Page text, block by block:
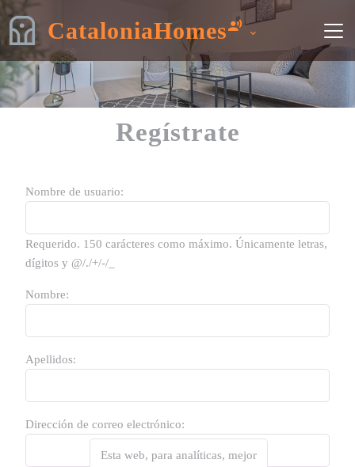
CataloniaHomes
Regístrate
Nombre de usuario:
Requerido. 150 carácteres como máximo. Únicamente letras,
dígitos y @/./+/-/_
Nombre:
Apellidos:
Dirección de correo electrónico:
Esta web, para analíticas, mejor